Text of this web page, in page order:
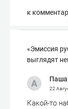
к
«Эмиссия
выглядят
22
Какой-то